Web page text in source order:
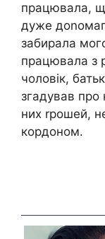
працювала,
дуже
забирала
працювала з
чоловік,
згадував
них rрошей,
кордоном.